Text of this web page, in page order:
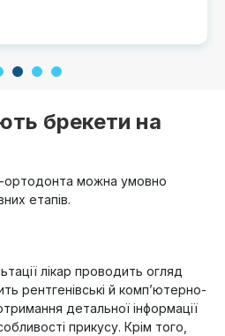
брекети на
ортодонта можна умовно
етапів.
лікар проводить огляд
рентгенівські й комп’ютерно-
детальної інформації
прикусу. Крім того,